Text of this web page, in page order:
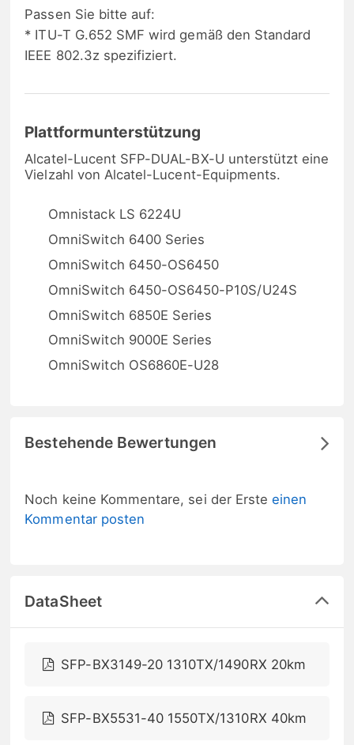
Passen Sie bitte auf:
* ITU-T G.652 SMF wird gemäß den Standard
IEEE 802.3z spezifiziert.
Plattformunterstützung
Alcatel-Lucent SFP-DUAL-BX-U unterstützt eine
Vielzahl von Alcatel-Lucent-Equipments.
Omnistack LS 6224U
OmniSwitch 6400 Series
OmniSwitch 6450-OS6450
OmniSwitch 6450-OS6450-P10S/U24S
OmniSwitch 6850E Series
OmniSwitch 9000E Series
OmniSwitch OS6860E-U28
Bestehende Bewertungen
Noch keine Kommentare, sei der Ersteeinen
Kommentar posten
DataSheet
SFP-BX3149-20 1310TX/1490RX 20km
SFP-BX5531-40 1550TX/1310RX 40km